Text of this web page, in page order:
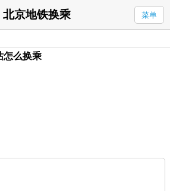
北京地铁换乘 菜单
怎么换乘